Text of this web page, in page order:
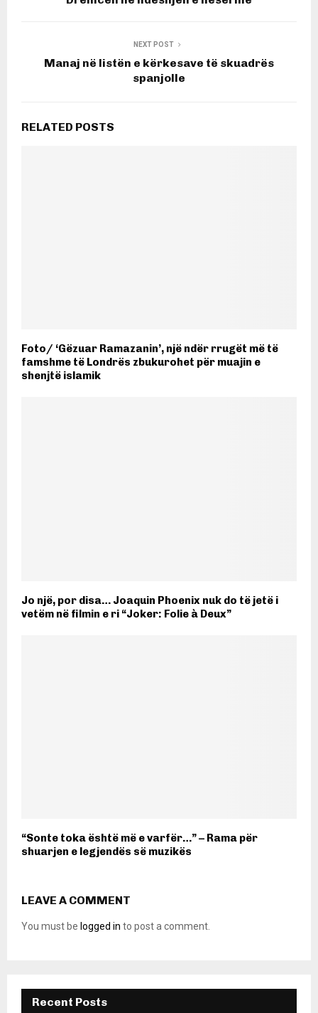
NEXT POST
Manaj në listën e kërkesave të skuadrës
spanjolle
RELATED POSTS
Foto/ ‘Gëzuar Ramazanin’, një ndër rrugët më të
famshme të Londrës zbukurohet për muajin e
shenjtë islamik
Jo një, por disa… Joaquin Phoenix nuk do të jetë i
vetëm në filmin e ri “Joker: Folie à Deux”
“Sonte toka është më e varfër…” – Rama për
shuarjen e legjendës së muzikës
LEAVE A COMMENT
You must be logged in to post a comment.
Recent Posts